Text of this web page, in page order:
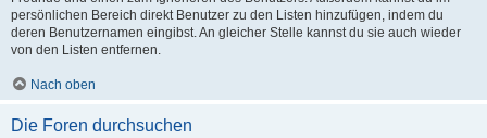
persönlichen Bereich direkt Benutzer zu den Listen hinzufügen, indem du
deren Benutzernamen eingibst. An gleicher Stelle kannst du sie auch wieder
von den Listen entfernen.
Nach oben
Die Foren durchsuchen